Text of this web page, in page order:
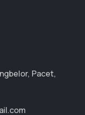
Pacet,